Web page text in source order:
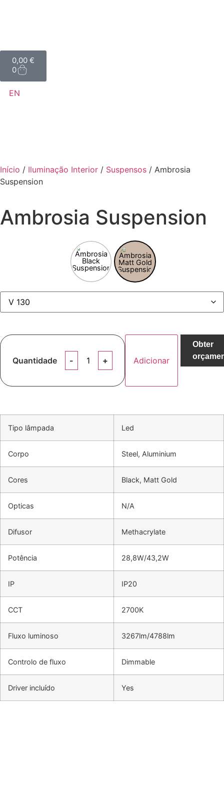
0,00 €
0
EN
Início / Iluminação Interior / Suspensos / Ambrosia
Suspension
Ambrosia Suspension
Quantidade Adicionar
Obter
Tipo lâmpada Led
Corpo Steel, Aluminium
Cores Black, Matt Gold
Opticas N/A
Difusor Methacrylate
Potência 28,8W/43,2W
IP IP20
CCT 2700K
Fluxo luminoso 3267lm/4788lm
Controlo de fluxo Dimmable
Driver incluído Yes